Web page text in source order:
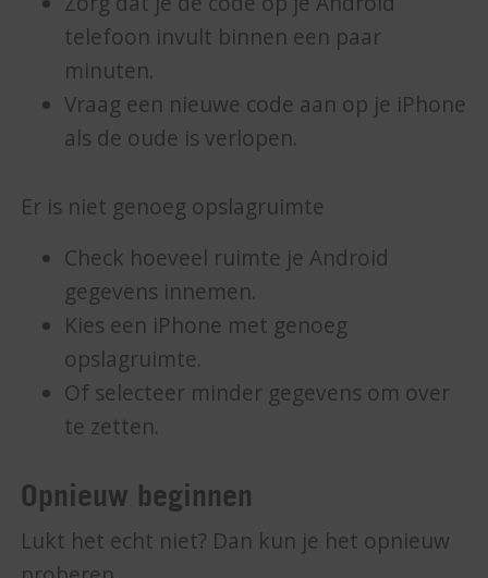
telefoon invult binnen een paar
minuten.
Vraag een nieuwe code aan op je iPhone
als de oude is verlopen.
Er is niet genoeg opslagruimte
Check hoeveel ruimte je Android
gegevens innemen.
Kies een iPhone met genoeg
opslagruimte.
Of selecteer minder gegevens om over
te zetten.
Opnieuw beginnen
Lukt het echt niet? Dan kun je het opnieuw